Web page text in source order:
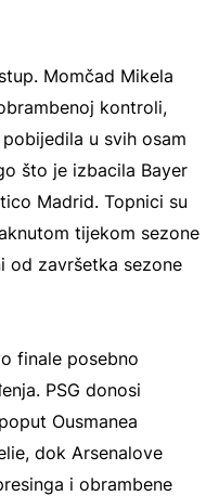
Momčad Mikela
kontroli,
u svih osam
što je izbacila Bayer
Madrid. Topnici su
tijekom sezone
od završetka sezone
finale posebno
PSG donosi
Ousmanea
dok Arsenalove
i obrambene